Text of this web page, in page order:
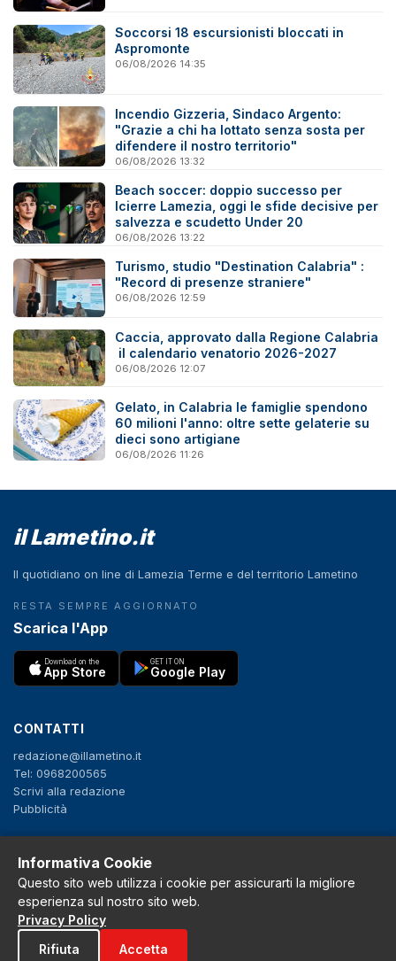
Soccorsi 18 escursionisti bloccati in
Aspromonte
06/08/2026 14:35
Incendio Gizzeria, Sindaco Argento:
"Grazie a chi ha lottato senza sosta per
difendere il nostro territorio"
06/08/2026 13:32
Beach soccer: doppio successo per
Icierre Lamezia, oggi le sfide decisive per
salvezza e scudetto Under 20
06/08/2026 13:22
Turismo, studio "Destination Calabria" :
"Record di presenze straniere"
06/08/2026 12:59
Caccia, approvato dalla Regione Calabria
il calendario venatorio 2026-2027
06/08/2026 12:07
Gelato, in Calabria le famiglie spendono
60 milioni l'anno: oltre sette gelaterie su
dieci sono artigiane
06/08/2026 11:26
il Lametino.it
Il quotidiano on line di Lamezia Terme e del territorio Lametino
RESTA SEMPRE AGGIORNATO
Scarica l'App
Download on the
App Store
GET IT ON
Google Play
CONTATTI
redazione@illametino.it
Tel: 0968200565
Scrivi alla redazione
Pubblicità
SEGUICI
Privacy Policy
Cookie Policy
Informativa Cookie
Questo sito web utilizza i cookie per assicurarti la migliore
esperienza sul nostro sito web.
Privacy Policy
Rifiuta
Accetta